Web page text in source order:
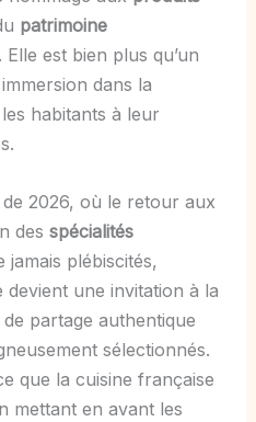
patrimoine
est bien plus qu’un
dans la
habitants à leur
2026, où le retour aux
des spécialités
plébiscités,
devient une invitation à la
partage authentique
sélectionnés.
que la cuisine française
mettant en avant les